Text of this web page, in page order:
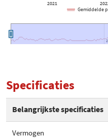
2021
Gemiddelde
Specificaties
Belangrijkste specificaties
Vermogen